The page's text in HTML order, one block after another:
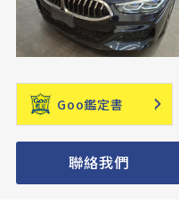
Goo鑑定書
聯絡我們